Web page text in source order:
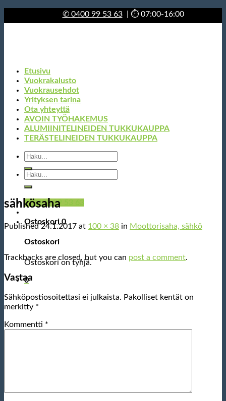
to
✆ 0400 99 53 63| ⏱ 07:00-16:00
Etsi:
✆ 0400 99 53 63
Ostoskori0
Ostoskori
Ostoskori on tyhjä.
0
Etusivu
Vuokrakalusto
Vuokrausehdot
Yrityksen tarina
Ota yhteyttä
AVOIN TYÖHAKEMUS
ALUMIINITELINEIDEN TUKKUKAUPPA
TERÄSTELINEIDEN TUKKUKAUPPA
Etsi:
sähkösaha
Published24.1.2017 at 100 × 38 in Moottorisaha, sähkö
Trackbacks are closed, but you can post a comment.
Vastaa
Sähköpostiosoitettasi ei julkaista. Pakolliset kentät on
merkitty *
Kommentti *